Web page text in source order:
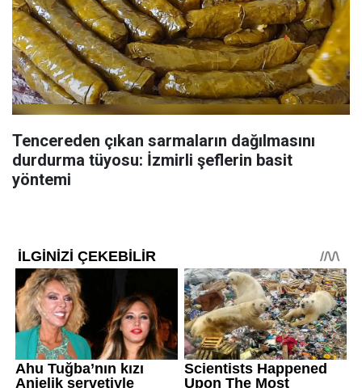
Tencereden çıkan sarmaların dağılmasını
durdurma tüyosu: İzmirli şeflerin basit
yöntemi